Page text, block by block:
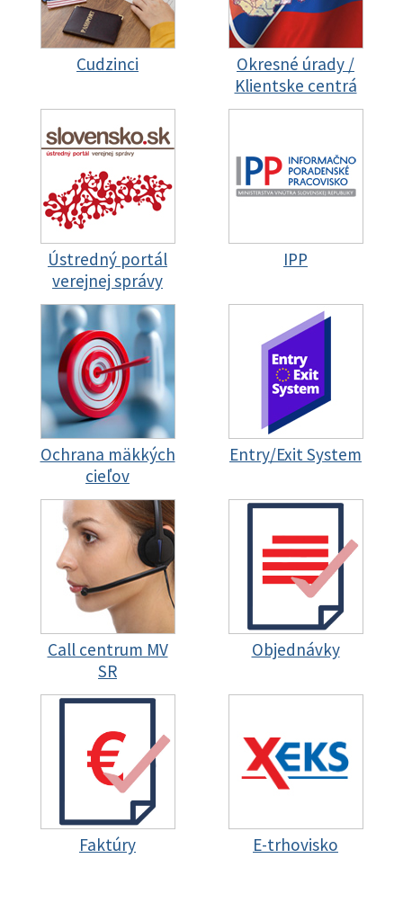
Cudzinci
Okresné úrady /
Klientske centrá
Ústredný portál
verejnej správy
IPP
Ochrana mäkkých
cieľov
Entry/Exit System
Call centrum MV
SR
Objednávky
Faktúry E-trhovisko